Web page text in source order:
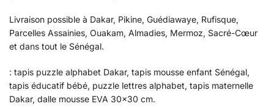
Livraison possible à Dakar, Pikine, Guédiawaye, Rufisque,
Parcelles Assainies, Ouakam, Almadies, Mermoz, Sacré-Cœur
et dans tout le Sénégal.
: tapis puzzle alphabet Dakar, tapis mousse enfant Sénégal,
tapis éducatif bébé, puzzle lettres alphabet, tapis maternelle
Dakar, dalle mousse EVA 30×30 cm.